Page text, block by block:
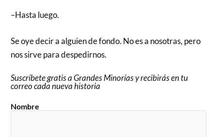
–Hasta luego.
Se oye decir a alguien de fondo. No es a nosotras, pero
nos sirve para despedirnos.
Suscríbete gratis a Grandes Minorías y recibirás en tu
correo cada nueva historia
Nombre